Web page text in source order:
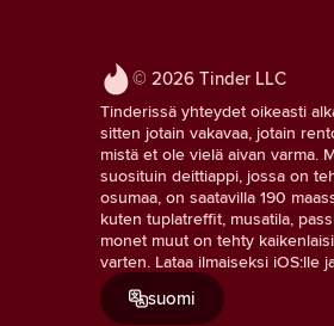
© 2026 Tinder LLC
Tinderissä yhteydet oikeasti
sitten jotain vakavaa, jotain
mistä et ole vielä aivan varma.
suosituin deittiappi, jossa on
osumaa, on saatavilla 190
kuten tuplatreffit, musatila,
monet muut on tehty
varten. Lataa ilmaiseksi iOS:lle
suomi